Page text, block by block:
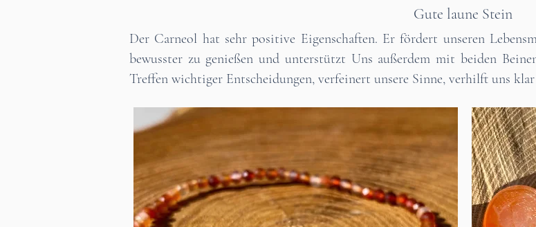
Gute laune Stein
Der Carneol hat sehr positive Eigenschaften. Er fördert unseren
bewusster zu genießen und unterstützt Uns außerdem mit beiden
Treffen wichtiger Entscheidungen, verfeinert unsere Sinne, verhilft uns